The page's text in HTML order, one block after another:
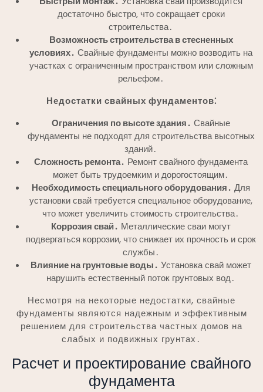
достаточно быстро, что сокращает сроки
строительства․
Возможность строительства в стесненных
условиях․ Свайные фундаменты можно возводить на
участках с ограниченным пространством или сложным
рельефом․
Недостатки свайных фундаментов⁚
Ограничения по высоте здания․ Свайные
фундаменты не подходят для строительства высотных
зданий․
Сложность ремонта․ Ремонт свайного фундамента
может быть трудоемким и дорогостоящим․
Необходимость специального оборудования․ Для
установки свай требуется специальное оборудование,
что может увеличить стоимость строительства․
Коррозия свай․ Металлические сваи могут
подвергаться коррозии, что снижает их прочность и срок
службы․
Влияние на грунтовые воды․ Установка свай может
нарушить естественный поток грунтовых вод․
Несмотря на некоторые недостатки, свайные
фундаменты являются надежным и эффективным
решением для строительства частных домов на
слабых и подвижных грунтах․
Расчет и проектирование свайного
фундамента